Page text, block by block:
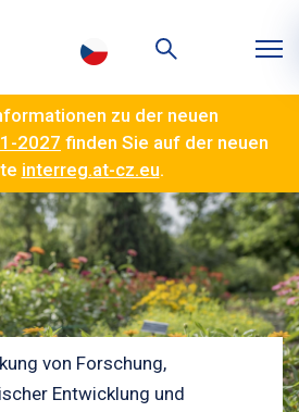
zu der neuen
2027 finden Sie auf der neuen
interreg.at-cz.eu.
von Forschung,
Entwicklung und